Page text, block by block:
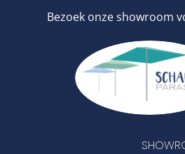
Bezoek onze showroom